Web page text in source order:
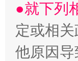
●就下列
定或相
他原因导